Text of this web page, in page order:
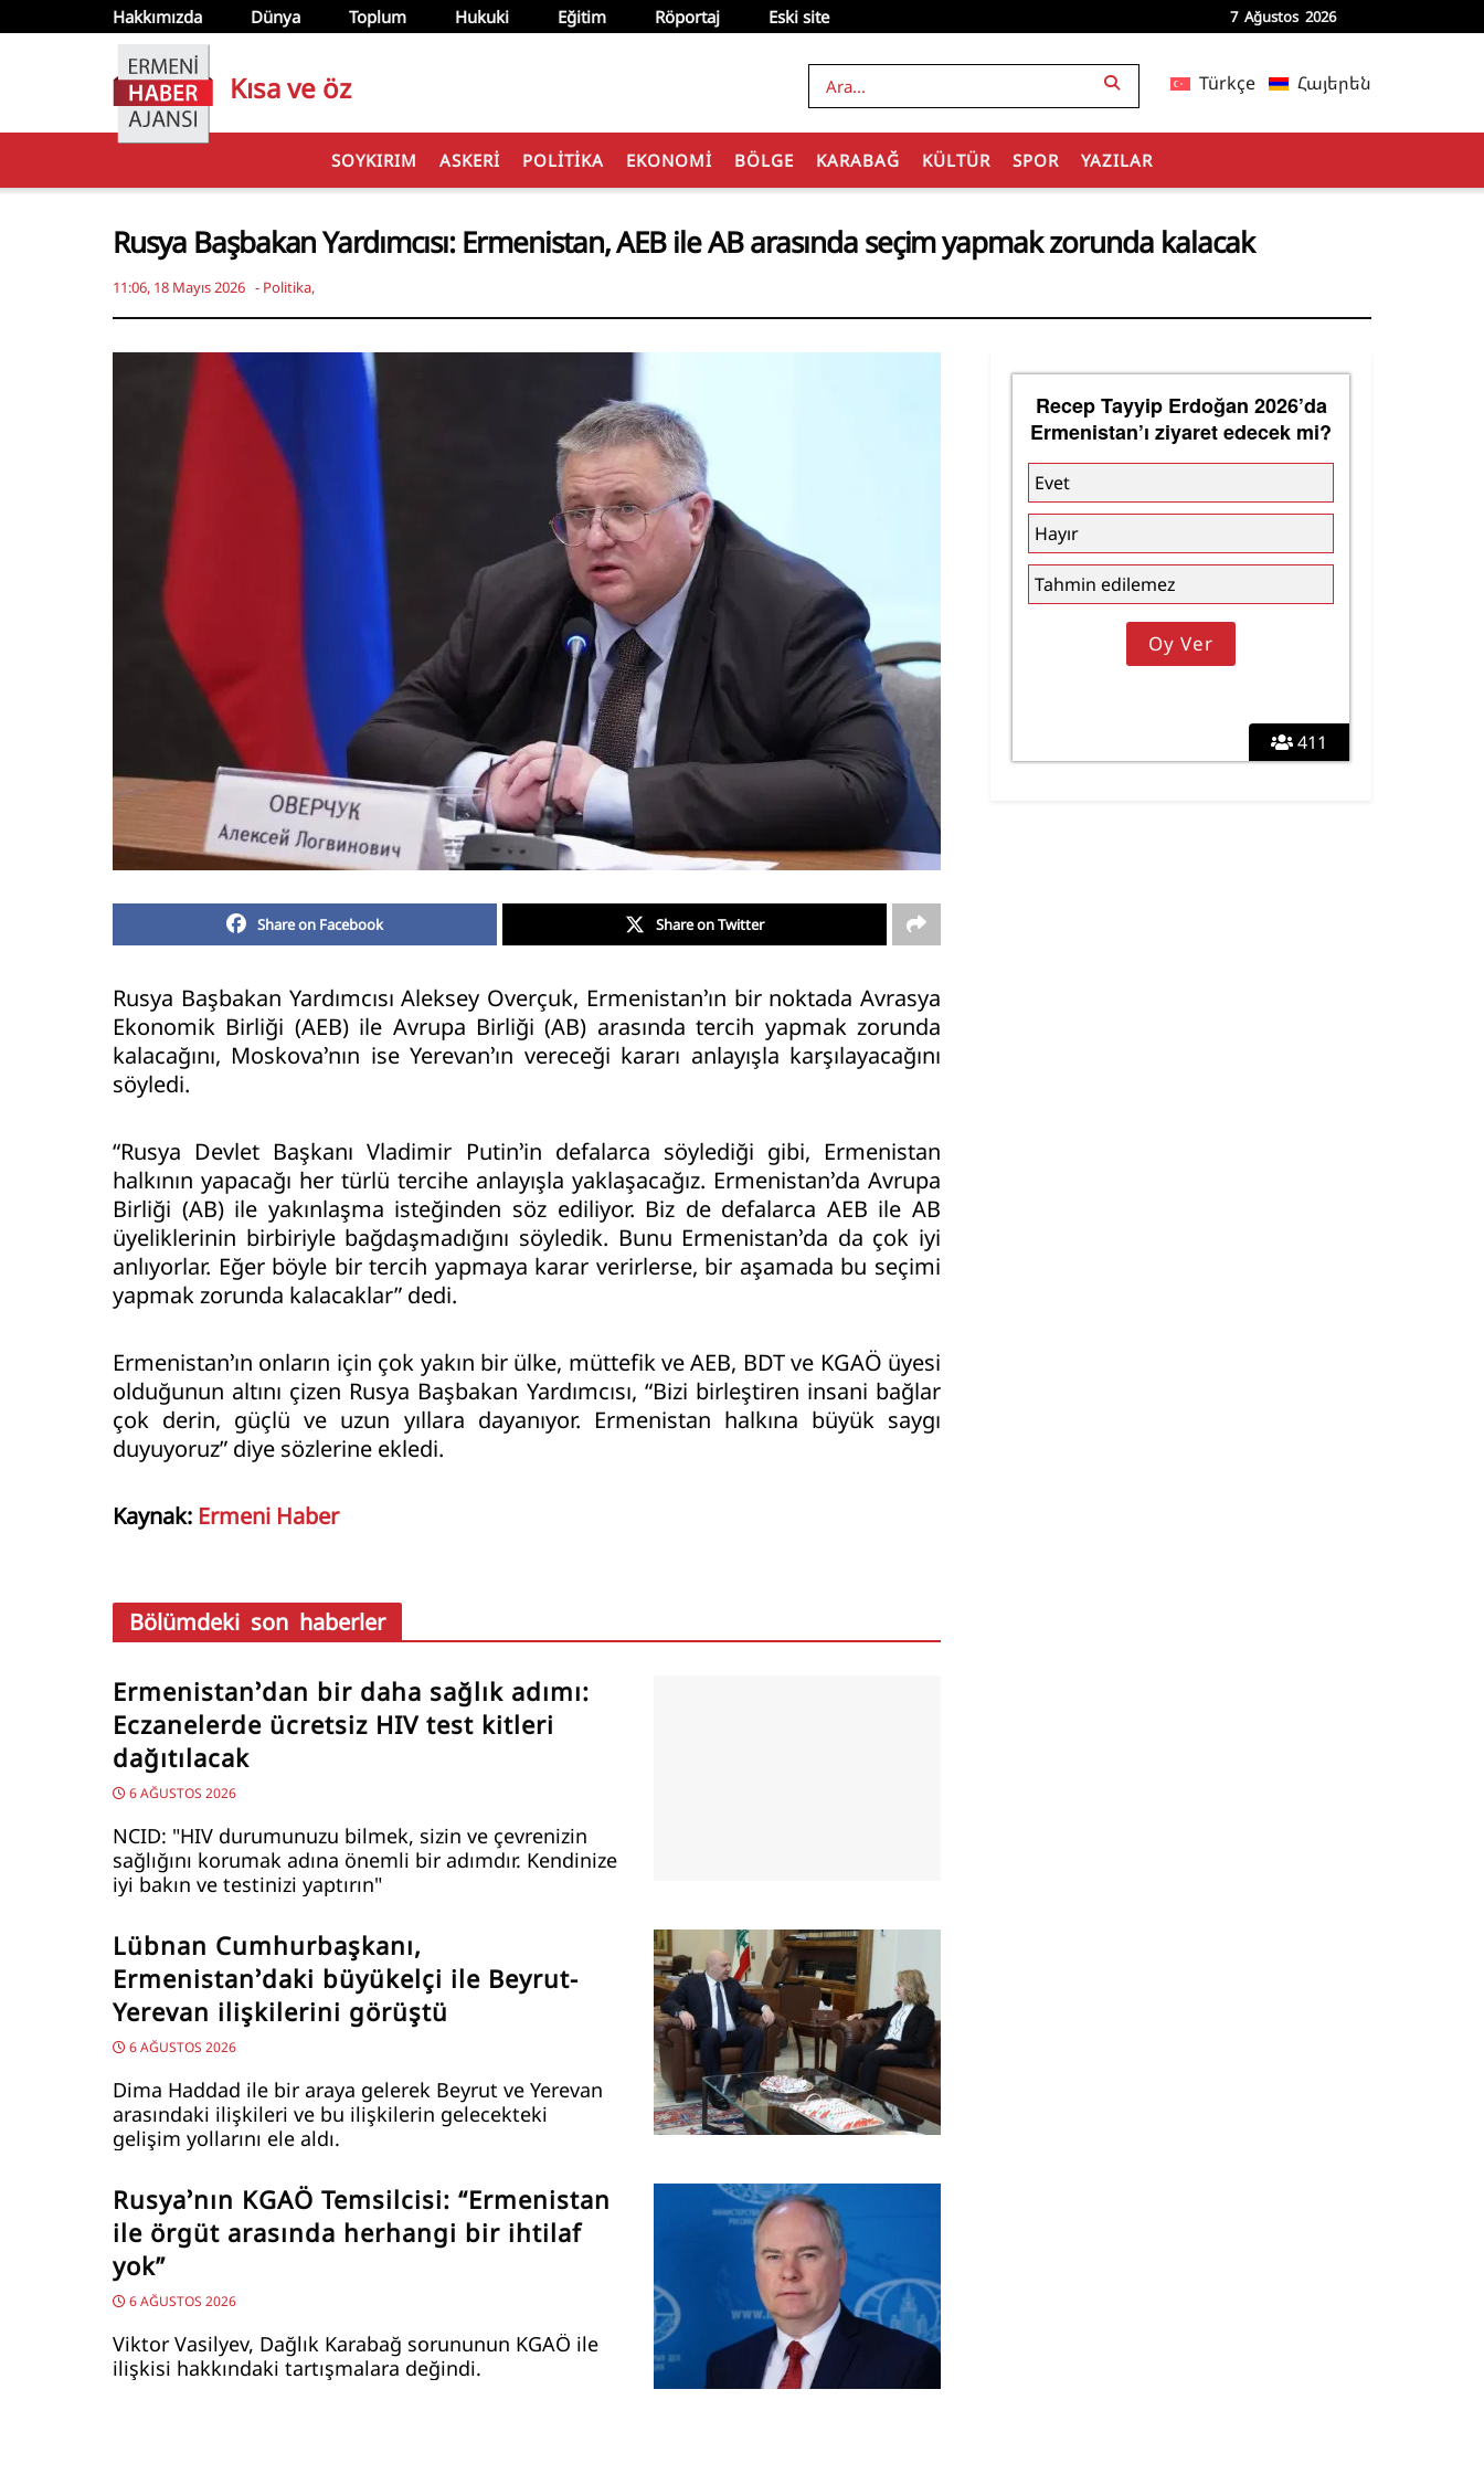
Hakkımızda Dünya Toplum Hukuki Eğitim Röportaj Eski site 7 Ağustos 2026
Kısa ve öz Türkçe Հայերեն
SOYKIRIM ASKERI POLITIKA EKONOMI BÖLGE KARABAĞ KÜLTÜR SPOR YAZILAR
Rusya Başbakan Yardımcısı: Ermenistan, AEB ile AB arasında seçim yapmak zorunda kalacak
11:06, 18 Mayıs 2026 - Politika,
Share on Facebook Share on Twitter
Rusya Başbakan Yardımcısı Aleksey Overçuk, Ermenistan’ın bir noktada Avrasya
Ekonomik Birliği (AEB) ile Avrupa Birliği (AB) arasında tercih yapmak zorunda
kalacağını, Moskova’nın ise Yerevan’ın vereceği kararı anlayışla karşılayacağını
söyledi.
“Rusya Devlet Başkanı Vladimir Putin’in defalarca söylediği gibi, Ermenistan
halkının yapacağı her türlü tercihe anlayışla yaklaşacağız. Ermenistan’da Avrupa
Birliği (AB) ile yakınlaşma isteğinden söz ediliyor. Biz de defalarca AEB ile AB
üyeliklerinin birbiriyle bağdaşmadığını söyledik. Bunu Ermenistan’da da çok iyi
anlıyorlar. Eğer böyle bir tercih yapmaya karar verirlerse, bir aşamada bu seçimi
yapmak zorunda kalacaklar” dedi.
Ermenistan’ın onların için çok yakın bir ülke, müttefik ve AEB, BDT ve KGAÖ üyesi
olduğunun altını çizen Rusya Başbakan Yardımcısı, “Bizi birleştiren insani bağlar
çok derin, güçlü ve uzun yıllara dayanıyor. Ermenistan halkına büyük saygı
duyuyoruz” diye sözlerine ekledi.
Kaynak: Ermeni Haber
Bölümdeki son haberler
Ermenistan’dan bir daha sağlık adımı:
Eczanelerde ücretsiz HIV test kitleri
dağıtılacak
6 AĞUSTOS 2026
NCID: "HIV durumunuzu bilmek, sizin ve çevrenizin
sağlığını korumak adına önemli bir adımdır. Kendinize
iyi bakın ve testinizi yaptırın"
Lübnan Cumhurbaşkanı,
Ermenistan’daki büyükelçi ile Beyrut-
Yerevan ilişkilerini görüştü
6 AĞUSTOS 2026
Dima Haddad ile bir araya gelerek Beyrut ve Yerevan
arasındaki ilişkileri ve bu ilişkilerin gelecekteki
gelişim yollarını ele aldı.
Rusya’nın KGAÖ Temsilcisi: “Ermenistan
ile örgüt arasında herhangi bir ihtilaf
yok”
6 AĞUSTOS 2026
Viktor Vasilyev, Dağlık Karabağ sorununun KGAÖ ile
ilişkisi hakkındaki tartışmalara değindi.
411
Recep Tayyip Erdoğan 2026’da
Ermenistan’ı ziyaret edecek mi?
Evet
Hayır
Tahmin edilemez